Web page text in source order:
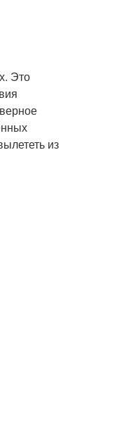
Это
из